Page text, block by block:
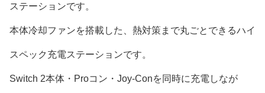
ステーションです。
本体冷却ファンを搭載した、熱対策まで丸ごとできるハイ
スペック充電ステーションです。
Switch 2本体・Proコン・Joy-Conを同時に充電しなが